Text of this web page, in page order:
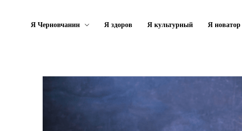
Я Черновчанин Я здоров Я культурный Я новатор